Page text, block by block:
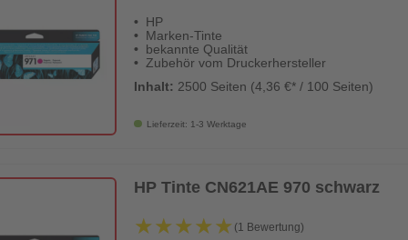
HP
Marken-Tinte
bekannte Qualität
Zubehör vom Druckerhersteller
Inhalt: 2500 Seiten (4,36 €* / 100 Seiten)
Lieferzeit: 1-3 Werktage
HP Tinte CN621AE 970 schwarz
★★★★★
★★★★★ (1 Bewertung)